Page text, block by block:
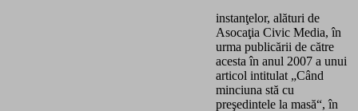
instanţelor, alături de
Asocaţia Civic Media, în
urma publicării de către
acesta în anul 2007 a unui
articol intitulat „Când
minciuna stă cu
preşedintele la masă“, în